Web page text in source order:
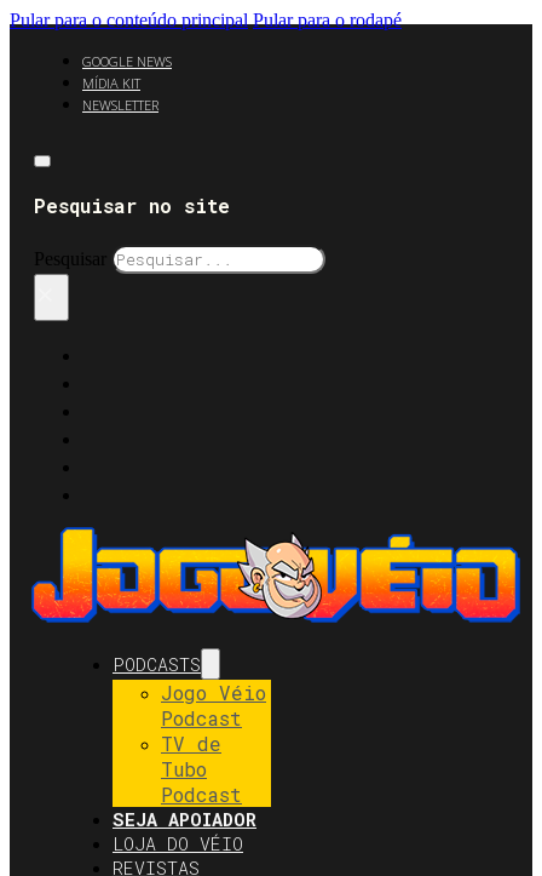
Pular para o conteúdo principal Pular para o rodapé
GOOGLE NEWS
MÍDIA KIT
NEWSLETTER
Pesquisar no site
Pesquisar
PODCASTS
Jogo Véio
Podcast
TV de
Tubo
Podcast
SEJA APOIADOR
LOJA DO VÉIO
REVISTAS